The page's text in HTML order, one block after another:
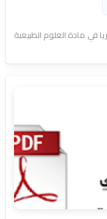
في مادة العلوم الطبيعية